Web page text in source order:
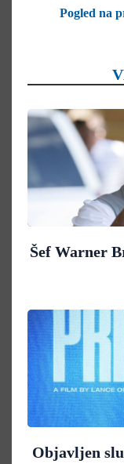
Pogled na
Šef Warner
Objavljen